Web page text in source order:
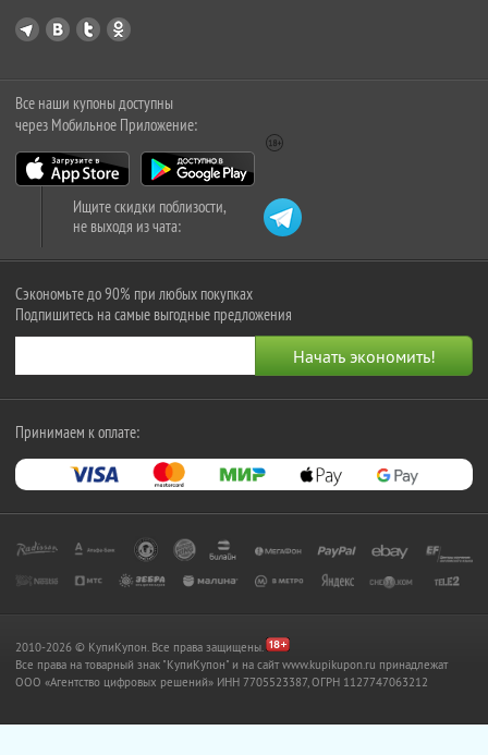
Все наши купоны доступны
через Мобильное Приложение:
Ищите скидки поблизости,
не выходя из чата:
Сэкономьте до 90% при любых покупках
Подпишитесь на самые выгодные предложения
Принимаем к оплате:
2010-2026 © КупиКупон. Все права защищены.
Все права на товарный знак "КупиКупон" и на сайт www.kupikupon.ru принадлежат
OOO «Агентство цифровых решений» ИНН 7705523387, ОГРН 1127747063212